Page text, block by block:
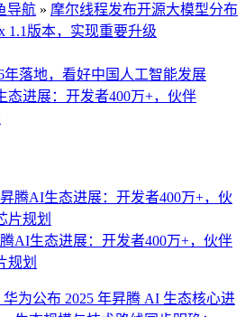
导航 » 摩尔线程发布开源大模型分布
1.1版本，实现重要升级
年落地，看好中国人工智能发展
态进展：开发者400万+，伙伴
AI生态进展：开发者400万+，伙伴
规划
华为公布 2025 年昇腾 AI 生态核心进